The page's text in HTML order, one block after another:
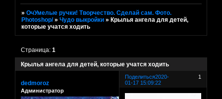
»ОчУмелые ручки! Творчество. Сделай сам. Фото.
Photoshop/ »Чудо выкройки » Крылья ангела для детей,
которые учатся ходить
Крылья ангела для детей, которые учатся ходить
Страница:1
Поделиться 1
2020-
01-17 15:09:22
dedmoroz
Администратор